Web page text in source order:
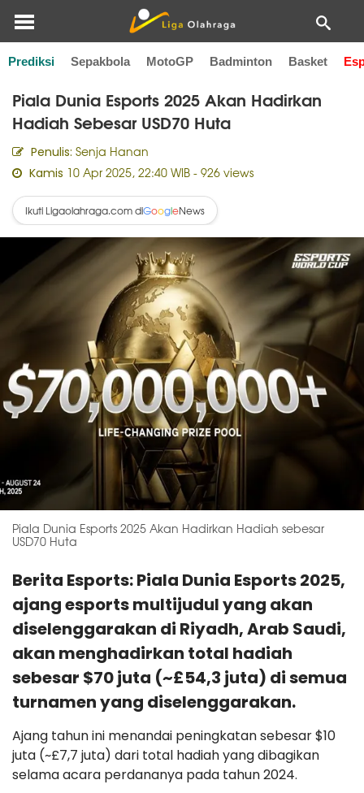
Prediksi Sepakbola MotoGP Badminton Basket
Home Esports
Piala Dunia Esports 2025 Akan Hadirkan
Hadiah Sebesar USD70 Huta
Penulis: Senja Hanan
Kamis 10 Apr 2025, 22:40 WIB - 926 views
Ikuti Ligaolahraga.com diGoogleNews
Piala Dunia Esports 2025 Akan Hadirkan Hadiah sebesar
USD70 Huta
Berita Esports: Piala Dunia Esports 2025,
ajang esports multijudul yang akan
diselenggarakan di Riyadh, Arab Saudi,
akan menghadirkan total hadiah
sebesar $70 juta (~£54,3 juta) di semua
turnamen yang diselenggarakan.
Ajang tahun ini menandai peningkatan sebesar $10
juta (~£7,7 juta) dari total hadiah yang dibagikan
selama acara perdananya pada tahun 2024.